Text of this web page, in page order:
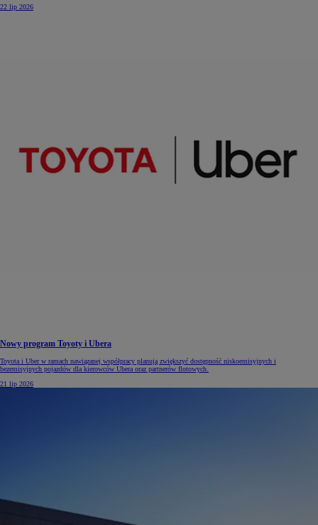
22 lip 2026
Nowy program Toyoty i Ubera
Toyota i Uber w ramach nawiązanej współpracy planują zwiększyć dostępność niskoemisyjnych i
bezemisyjnych pojazdów dla kierowców Ubera oraz partnerów flotowych.
21 lip 2026